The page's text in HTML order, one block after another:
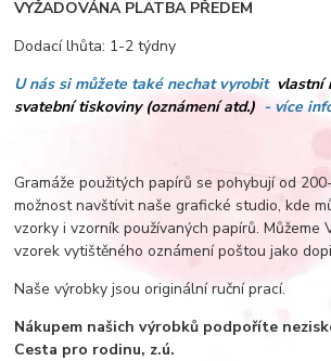
VYŽADOVÁNA PLATBA PŘEDEM
Dodací lhůta: 1-2 týdny
U nás si můžete také nechat vyrobit vlastní
svatební tiskoviny (oznámení atd.) - více
Gramáže použitých papírů se pohybují od
možnost navštívit naše grafické studio, kde
vzorky i vzorník používaných papírů. Můžeme
vzorek vytištěného oznámení poštou jako
Naše výrobky jsou originální ruční prací.
Nákupem našich výrobků podpoříte
Cesta pro rodinu, z.ú.­